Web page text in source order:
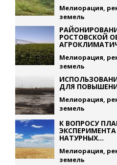
Мелиорация,
земель
РОСТОВСКОЙ
Мелиорация,
земель
ДЛЯ
Мелиорация,
земель
К ВОПРОСУ
НАТУРНЫХ...
Мелиорация,
земель